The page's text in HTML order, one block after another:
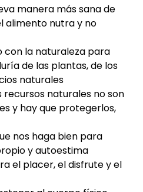
manera más sana de
alimento nutra y no
la naturaleza para
de las plantas, de los
naturales
recursos naturales no son
y hay que protegerlos,
nos haga bien para
y autoestima
el placer, el disfrute y el